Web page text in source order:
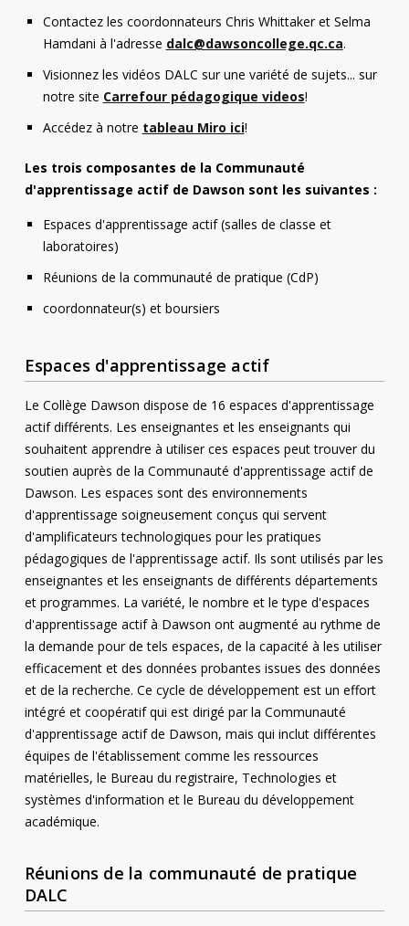
Contactez les coordonnateurs Chris Whittaker et Selma
Hamdani à l'adresse dalc@dawsoncollege.qc.ca.
Visionnez les vidéos DALC sur une variété de sujets... sur
notre site Carrefour pédagogique videos!
Accédez à notre tableau Miro ici!
Les trois composantes de la Communauté
d'apprentissage actif de Dawson sont les suivantes :
Espaces d'apprentissage actif (salles de classe et
laboratoires)
Réunions de la communauté de pratique (CdP)
coordonnateur(s) et boursiers
Espaces d'apprentissage actif
Le Collège Dawson dispose de 16 espaces d'apprentissage
actif différents. Les enseignantes et les enseignants qui
souhaitent apprendre à utiliser ces espaces peut trouver du
soutien auprès de la Communauté d'apprentissage actif de
Dawson. Les espaces sont des environnements
d'apprentissage soigneusement conçus qui servent
d'amplificateurs technologiques pour les pratiques
pédagogiques de l'apprentissage actif. Ils sont utilisés par les
enseignantes et les enseignants de différents départements
et programmes. La variété, le nombre et le type d'espaces
d'apprentissage actif à Dawson ont augmenté au rythme de
la demande pour de tels espaces, de la capacité à les utiliser
efficacement et des données probantes issues des données
et de la recherche. Ce cycle de développement est un effort
intégré et coopératif qui est dirigé par la Communauté
d'apprentissage actif de Dawson, mais qui inclut différentes
équipes de l'établissement comme les ressources
matérielles, le Bureau du registraire, Technologies et
systèmes d'information et le Bureau du développement
académique.
Réunions de la communauté de pratique
DALC